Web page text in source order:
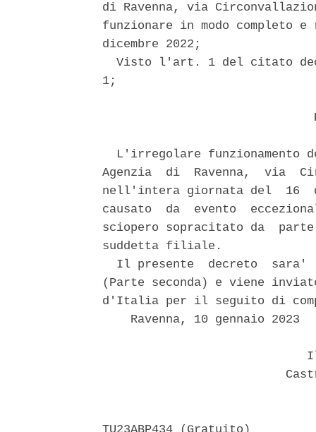
di Ravenna, via
funzionare in modo
dicembre 2022;
Visto l'art. 1 del citato
1;
L'irregolare funzionamento
Agenzia  di  Ravenna,  via
nell'intera giornata del  16
causato  da  evento
sciopero sopracitato da
suddetta filiale.
Il presente  decreto  sara'
(Parte seconda) e viene
d'Italia per il seguito di
    Ravenna, 10 gennaio 2023